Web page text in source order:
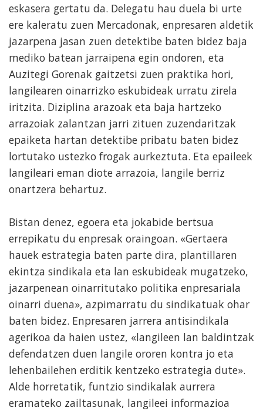
eskasera gertatu da. Delegatu hau duela bi urte
ere kaleratu zuen Mercadonak, enpresaren aldetik
jazarpena jasan zuen detektibe baten bidez baja
mediko batean jarraipena egin ondoren, eta
Auzitegi Gorenak gaitzetsi zuen praktika hori,
langilearen oinarrizko eskubideak urratu zirela
iritzita. Diziplina arazoak eta baja hartzeko
arrazoiak zalantzan jarri zituen zuzendaritzak
epaiketa hartan detektibe pribatu baten bidez
lortutako ustezko frogak aurkeztuta. Eta epaileek
langileari eman diote arrazoia, langile berriz
onartzera behartuz.
Bistan denez, egoera eta jokabide bertsua
errepikatu du enpresak oraingoan. «Gertaera
hauek estrategia baten parte dira, plantillaren
ekintza sindikala eta lan eskubideak mugatzeko,
jazarpenean oinarritutako politika enpresariala
oinarri duena», azpimarratu du sindikatuak ohar
baten bidez. Enpresaren jarrera antisindikala
agerikoa da haien ustez, «langileen lan baldintzak
defendatzen duen langile ororen kontra jo eta
lehenbailehen erditik kentzeko estrategia dute».
Alde horretatik, funtzio sindikalak aurrera
eramateko zailtasunak, langileei informazioa